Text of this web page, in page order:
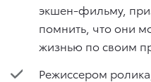
экшен-фильму,
помнить, что они
жизнью по своим
Режиссером